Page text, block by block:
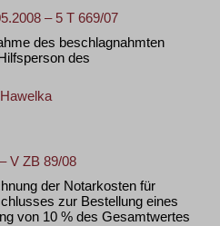
– 5 T 669/07
des beschlagnahmten
des
V ZB 89/08
der Notarkosten für
zur Bestellung eines
von 10 % des Gesamtwertes